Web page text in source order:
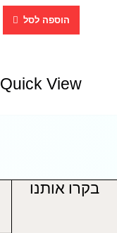
הוספה לסל
Quick View
בקרו אותנו